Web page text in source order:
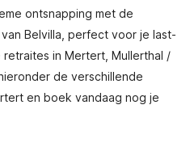
ontsnapping met de
Belvilla, perfect voor je last-
in Mertert, Mullerthal /
de verschillende
en boek vandaag nog je